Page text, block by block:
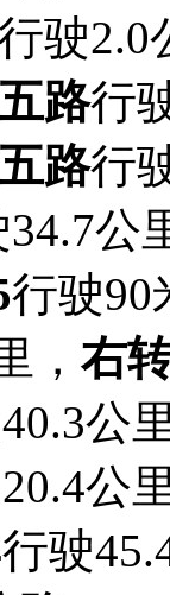
驶2.0
路行
路行
公
行驶90
， 右
公
公
行驶